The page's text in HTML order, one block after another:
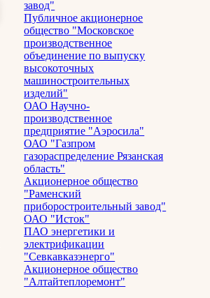
завод"
Публичное акционерное
общество "Московское
производственное
объединение по выпуску
высокоточных
машиностроительных
изделий"
ОАО Научно-
производственное
предприятие "Аэросила"
ОАО "Газпром
газораспределение Рязанская
область"
Акционерное общество
"Раменский
приборостроительный завод"
ОАО "Исток"
ПАО энергетики и
электрификации
"Севкавказэнерго"
Акционерное общество
"Алтайтеплоремонт"